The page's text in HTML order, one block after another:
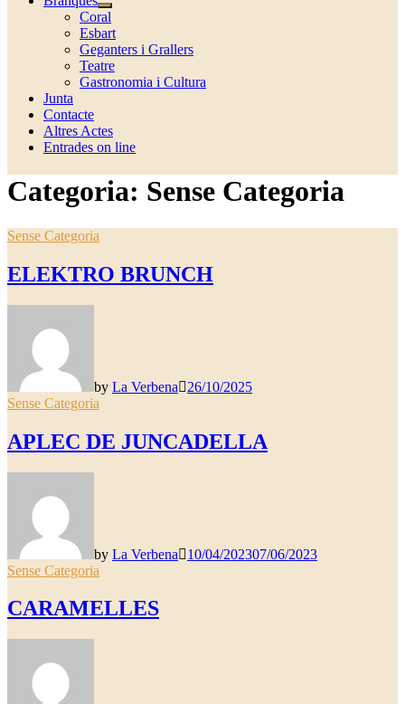
Show
sub
menu
Coral
Esbart
Geganters i Grallers
Teatre
Gastronomia i Cultura
Junta
Contacte
Altres Actes
Entrades on line
Categoria: Sense Categoria
Sense Categoria
ELEKTRO BRUNCH
by La Verbena
26/10/2025
Sense Categoria
APLEC DE JUNCADELLA
by La Verbena 10/04/202307/06/2023
Sense Categoria
CARAMELLES